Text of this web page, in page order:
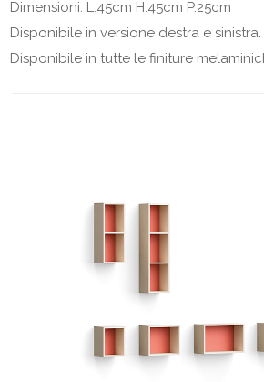
Dimensioni: L.45cm H.45cm P.25cm
Disponibile in versione destra e sinistra.
Disponibile in tutte le finiture